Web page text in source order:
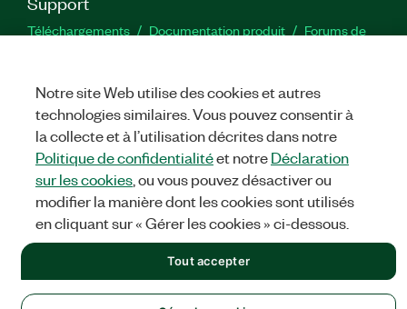
Téléchargements Documentation produit
Forums de
TwitterYouTube
MENTIONS LÉGALES
les cookies
©NATIONAL INSTRUMENTS CORP. TOUS DROITS RÉSERVÉS.
Notre site Web utilise des cookies et autres
technologies similaires. Vous pouvez consentir à
la collecte et à l’utilisation décrites dans notre
Politique de confidentialitéet notreDéclaration
sur les cookies, ou vous pouvez désactiver ou
modifier la manière dont les cookies sont utilisés
en cliquant sur « Gérer les cookies » ci-dessous.
Tout accepter